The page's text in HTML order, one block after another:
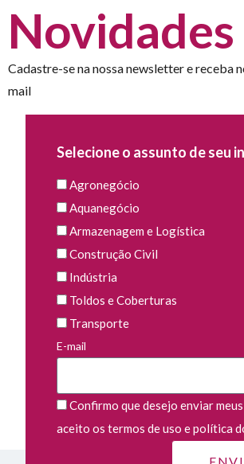
Novidades
Cadastre-se na nossa newsletter e receba
mail
Selecione o assunto de seu
Agronegócio
Aquanegócio
Armazenagem e Logística
Construção Civil
Indústria
Toldos e Coberturas
Transporte
E-mail
Confirmo que desejo enviar
aceito os termos de uso e política